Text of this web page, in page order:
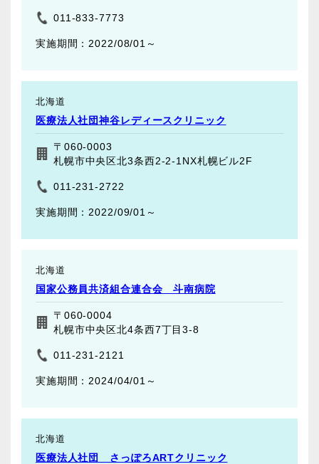
011-833-7773
2022/08/01～
北海道
医療法人社団神谷レディースクリニック
〒060-0003
札幌市中央区北3条西2-2-1NX札幌ビル2F
011-231-2722
2022/09/01～
北海道
国家公務員共済組合連合会 斗南病院
〒060-0004
札幌市中央区北4条西7丁目3-8
011-231-2121
2024/04/01～
北海道
医療法人社団 さっぽろARTクリニック